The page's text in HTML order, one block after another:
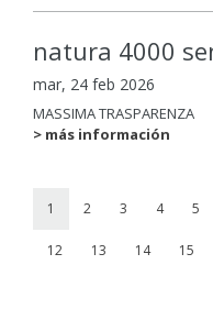
natura 4000
mar, 24 feb 2026
MASSIMA TRASPARENZA
> más información
1 2 3 4 5
12 13 14 15